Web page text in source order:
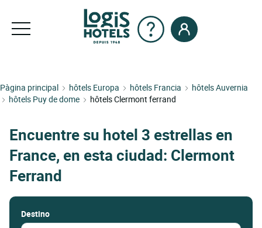
Pàgina principal hôtels Europa hôtels Francia
hôtels Auvernia
hôtels Puy de dome
hôtels Clermont ferrand
Encuentre su hotel 3 estrellas en
France, en esta ciudad: Clermont
Ferrand
Destino